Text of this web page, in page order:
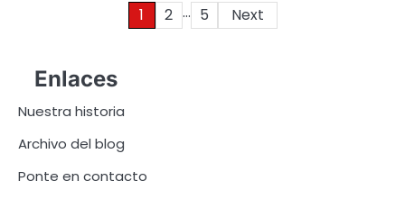
1 2 … 5 Next
Enlaces
Nuestra historia
Archivo del blog
Ponte en contacto